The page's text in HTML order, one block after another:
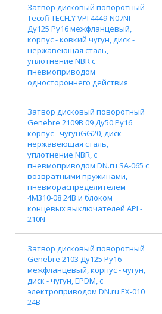
Затвор дисковый поворотный
Tecofi TECFLY VPI 4449-N07NI
Ду125 Ру16 межфланцевый,
корпус - ковкий чугун, диск -
нержавеющая сталь,
уплотнение NBR с
пневмоприводом
одностороннего действия
Затвор дисковый поворотный
Genebre 2109В 09 Ду50 Ру16
корпус - чугунGG20, диск -
нержавеющая сталь,
уплотнение NBR, с
пневмоприводом DN.ru SA-065 с
возвратными пружинами,
пневмораспределителем
4M310-08 24В и блоком
концевых выключателей APL-
210N
Затвор дисковый поворотный
Genebre 2103 Ду125 Ру16
межфланцевый, корпус - чугун,
диск - чугун, EPDM, с
электроприводом DN.ru EX-010
24В